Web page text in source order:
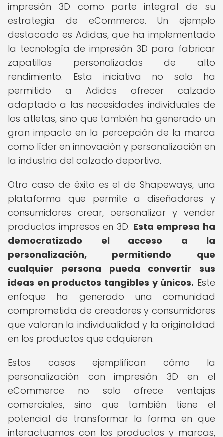
impresión 3D como parte integral de su
estrategia de eCommerce. Un ejemplo
destacado es Adidas, que ha implementado
la tecnología de impresión 3D para fabricar
zapatillas personalizadas de alto
rendimiento. Esta iniciativa no solo ha
permitido a Adidas ofrecer calzado
adaptado a las necesidades individuales de
los atletas, sino que también ha generado un
gran impacto en la percepción de la marca
como líder en innovación y personalización en
la industria del calzado deportivo.
Otro caso de éxito es el de Shapeways, una
plataforma que permite a diseñadores y
consumidores crear, personalizar y vender
productos impresos en 3D. Esta empresa ha
democratizado el acceso a la
personalización, permitiendo que
cualquier persona pueda convertir sus
ideas en productos tangibles y únicos. Este
enfoque ha generado una comunidad
comprometida de creadores y consumidores
que valoran la individualidad y la originalidad
en los productos que adquieren.
Estos casos ejemplifican cómo la
personalización con impresión 3D en el
eCommerce no solo ofrece ventajas
comerciales, sino que también tiene el
potencial de transformar la forma en que
interactuamos con los productos y marcas,